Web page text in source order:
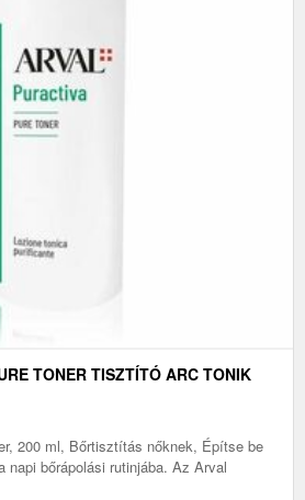
TONER TISZTÍTÓ ARC TONIK
200 ml, Bőrtisztítás nőknek, Építse be
bőrápolási rutinjába. Az Arval